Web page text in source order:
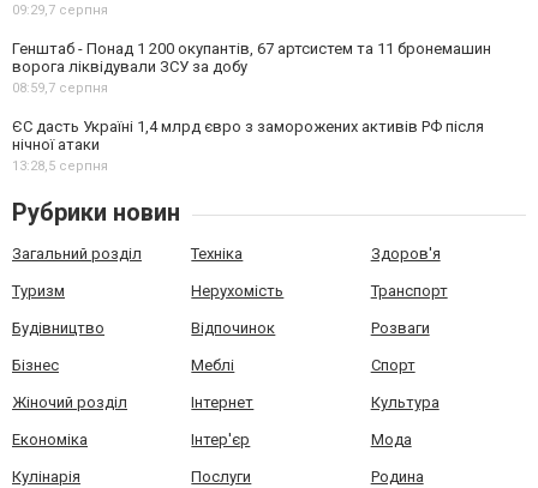
09:29,7 серпня
Генштаб - Понад 1 200 окупантів, 67 артсистем та 11 бронемашин
ворога ліквідували ЗСУ за добу
08:59,7 серпня
ЄС дасть Україні 1,4 млрд євро з заморожених активів РФ після
нічної атаки
13:28,5 серпня
Рубрики новин
Загальний розділ Техніка Здоров'я
Туризм Нерухомість Транспорт
Будівництво Відпочинок Розваги
Бізнес Меблі Спорт
Жіночий розділ Інтернет Культура
Економіка Інтер'єр Мода
Кулінарія Послуги Родина